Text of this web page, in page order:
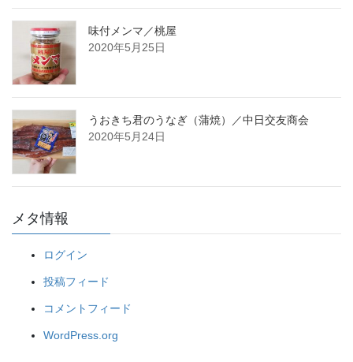
味付メンマ／桃屋
2020年5月25日
うおきち君のうなぎ（蒲焼）／中日交友商会
2020年5月24日
メタ情報
ログイン
投稿フィード
コメントフィード
WordPress.org